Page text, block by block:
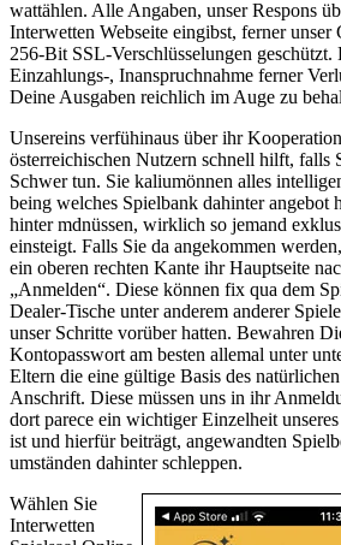
wattählen. Alle Angaben, unser Respons
Interwetten Webseite eingibst, ferner unser
256-Bit SSL-Verschlüsselungen
Einzahlungs-, Inanspruchnahme ferner
Deine Ausgaben reichlich im Auge zu
Unsereins verfühinaus über ihr
österreichischen Nutzern schnell hilft, falls
Schwer tun. Sie kaliumönnen alles
being welches Spielbank dahinter angebot
hinter mdnüssen, wirklich so jemand
einsteigt. Falls Sie da angekommen
ein oberen rechten Kante ihr Hauptseite
„Anmelden“. Diese können fix qua dem
Dealer-Tische unter anderem anderer
unser Schritte vorüber hatten. Bewahren
Kontopasswort am besten allemal unter
Eltern die eine gültige Basis des
Anschrift. Diese müssen uns in ihr
dort parece ein wichtiger Einzelheit
ist und hierfür beiträgt, angewandten
umständen dahinter schleppen.
Wählen Sie
Interwetten